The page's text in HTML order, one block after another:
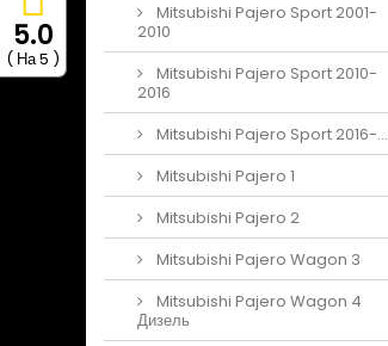
Mitsubishi Pajero Sport 2001-
2010
Mitsubishi Pajero Sport 2010-
2016
Mitsubishi Pajero Sport 2016-...
Mitsubishi Pajero 1
Mitsubishi Pajero 2
Mitsubishi Pajero Wagon 3
Mitsubishi Pajero Wagon 4
Дизель
5.0
( На 5 )